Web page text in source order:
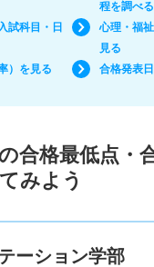
程を調べる
試科目・日
心理・福
見る
）を見る
合格発表
合格最低点・
みよう
ーション学部